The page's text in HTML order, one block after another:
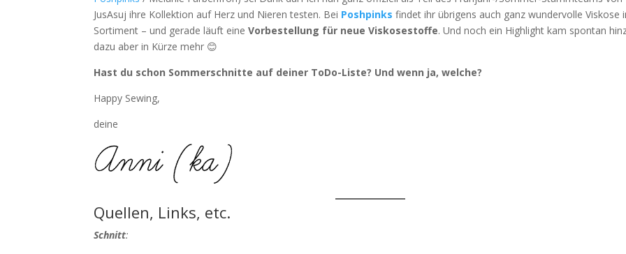
JusAsuj ihre Kollektion auf Herz und Nieren testen. Bei Poshpinks findet ihr übrigens auch ganz wundervolle Viskose
Sortiment – und gerade läuft eineVorbestellung für neue Viskosestoffe. Und noch ein Highlight kam spontan
dazu aber in Kürze mehr 😊
Hast du schon Sommerschnitte auf deiner ToDo-Liste? Und wenn ja, welche?
Happy Sewing,
deine
Quellen, Links, etc.
Schnitt: